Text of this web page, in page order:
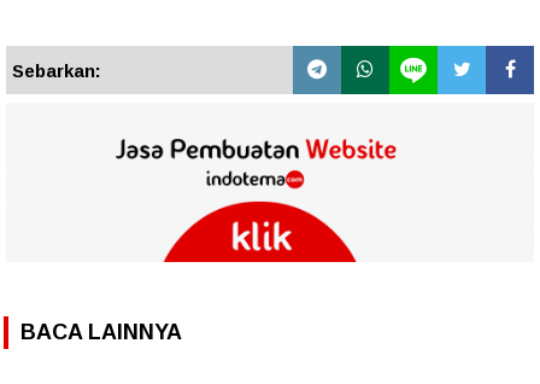
Sebarkan:
BACA LAINNYA